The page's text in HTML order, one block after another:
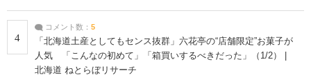
4
コメント数： 5
「北海道土産としてもセンス抜群」六花亭の“店舗限定”お菓子が
人気 「こんなの初めて」「箱買いするべきだった」（1/2） |
北海道 ねとらぼリサーチ